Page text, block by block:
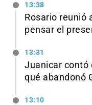
13:38
Rosario reunió
pensar el
13:31
Juanicar contó
qué abandonó
13:10